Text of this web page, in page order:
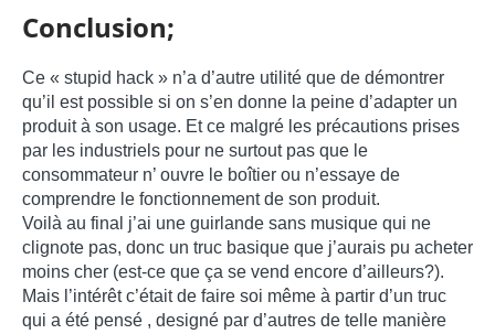
Conclusion;
Ce « stupid hack » n’a d’autre utilité que de démontrer
qu’il est possible si on s’en donne la peine d’adapter un
produit à son usage. Et ce malgré les précautions prises
par les industriels pour ne surtout pas que le
consommateur n’ ouvre le boîtier ou n’essaye de
comprendre le fonctionnement de son produit.
Voilà au final j’ai une guirlande sans musique qui ne
clignote pas, donc un truc basique que j’aurais pu acheter
moins cher (est-ce que ça se vend encore d’ailleurs?).
Mais l’intérêt c’était de faire soi même à partir d’un truc
qui a été pensé , designé par d’autres de telle manière